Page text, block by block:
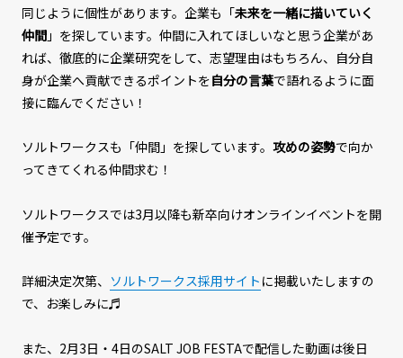
同じように個性があります。企業も「未来を一緒に描いていく
仲間」を探しています。仲間に入れてほしいなと思う企業があ
れば、徹底的に企業研究をして、志望理由はもちろん、自分自
身が企業へ貢献できるポイントを自分の言葉で語れるように面
接に臨んでください！
ソルトワークスも「仲間」を探しています。 攻めの姿勢で向か
ってきてくれる仲間求む！
ソルトワークスでは3月以降も新卒向けオンラインイベントを開
催予定です。
詳細決定次第、 ソルトワークス採用サイト に掲載いたしますの
で、お楽しみに♬
また、2月3日・4日のSALT JOB FESTAで配信した動画は後日